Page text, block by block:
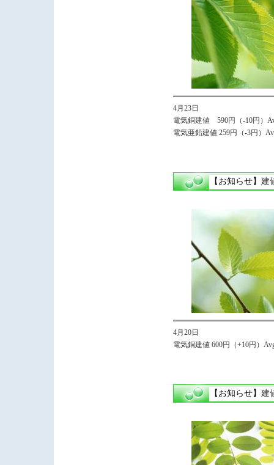
4月23日
電気銅建値 590円（-10円）
電気亜鉛建値 259円（-3円）
【お知らせ】 建
4月20日
電気銅建値 600円（+10円）
【お知らせ】 建